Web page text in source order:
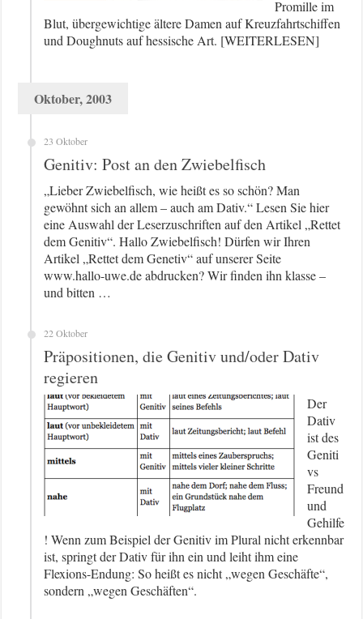
Promille im
Blut, übergewichtige ältere Damen auf Kreuzfahrtschiffen
und Doughnuts auf hessische Art. [WEITERLESEN]
Oktober, 2003
23 Oktober
Genitiv: Post an den Zwiebelfisch
„Lieber Zwiebelfisch, wie heißt es so schön? Man
gewöhnt sich an allem – auch am Dativ.“ Lesen Sie hier
eine Auswahl der Leserzuschriften auf den Artikel „Rettet
dem Genitiv“. Hallo Zwiebelfisch! Dürfen wir Ihren
Artikel „Rettet dem Genetiv“ auf unserer Seite
www.hallo-uwe.de abdrucken? Wir finden ihn klasse –
und bitten …
22 Oktober
Präpositionen, die Genitiv und/oder Dativ
regieren
Der
Dativ
ist des
Geniti
vs
Freund
und
Gehilfe
! Wenn zum Beispiel der Genitiv im Plural nicht erkennbar
ist, springt der Dativ für ihn ein und leiht ihm eine
Flexions-Endung: So heißt es nicht „wegen Geschäfte“,
sondern „wegen Geschäften“.